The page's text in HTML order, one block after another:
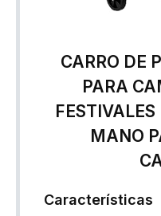
CARRO DE
PARA
FESTIVALES
MANO
Características